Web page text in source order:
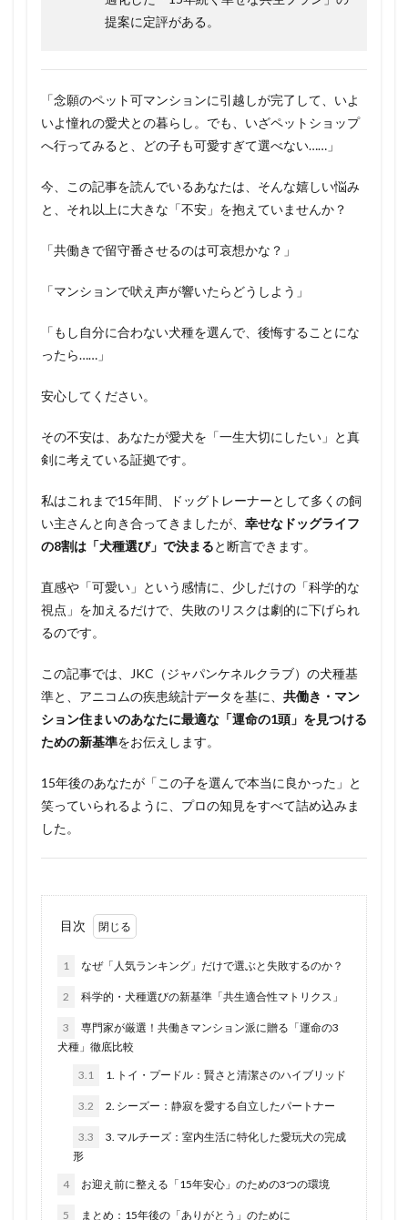
提案に定評がある。
「念願のペット可マンションに引越しが完了して、いよ
いよ憧れの愛犬との暮らし。でも、いざペットショップ
へ行ってみると、どの子も可愛すぎて選べない……」
今、この記事を読んでいるあなたは、そんな嬉しい悩み
と、それ以上に大きな「不安」を抱えていませんか？
「共働きで留守番させるのは可哀想かな？」
「マンションで吠え声が響いたらどうしよう」
「もし自分に合わない犬種を選んで、後悔することにな
ったら……」
安心してください。
その不安は、あなたが愛犬を「一生大切にしたい」と真
剣に考えている証拠です。
私はこれまで15年間、ドッグトレーナーとして多くの飼
い主さんと向き合ってきましたが、 幸せなドッグライフ
の8割は「犬種選び」で決まると断言できます。
直感や「可愛い」という感情に、少しだけの「科学的な
視点」を加えるだけで、失敗のリスクは劇的に下げられ
るのです。
この記事では、JKC（ジャパンケネルクラブ）の犬種基
準と、アニコムの疾患統計データを基に、 共働き・マン
ション住まいのあなたに最適な「運命の1頭」を見つける
ための新基準をお伝えします。
15年後のあなたが「この子を選んで本当に良かった」と
笑っていられるように、プロの知見をすべて詰め込みま
した。
目次
1 なぜ「人気ランキング」だけで選ぶと失敗するのか？
2 科学的・犬種選びの新基準「共生適合性マトリクス」
3
専門家が厳選！共働きマンション派に贈る「運命の3
犬種」徹底比較
3.1 1. トイ・プードル：賢さと清潔さのハイブリッド
3.2 2. シーズー：静寂を愛する自立したパートナー
3.3
3. マルチーズ：室内生活に特化した愛玩犬の完成
形
4 お迎え前に整える「15年安心」のための3つの環境
5 まとめ：15年後の「ありがとう」のために